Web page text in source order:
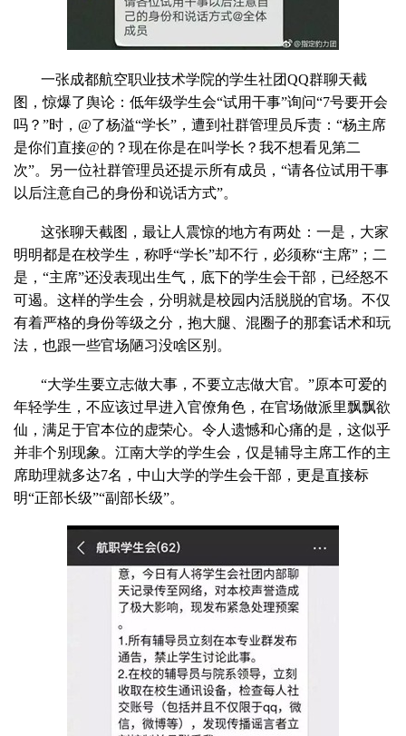
一张成都航空职业技术学院的学生社团QQ群聊天截
图，惊爆了舆论：低年级学生会“试用干事”询问“7号要开会
吗？”时，@了杨溢“学长”，遭到社群管理员斥责：“杨主席
是你们直接@的？现在你是在叫学长？我不想看见第二
次”。另一位社群管理员还提示所有成员，“请各位试用干事
以后注意自己的身份和说话方式”。
这张聊天截图，最让人震惊的地方有两处：一是，大家
明明都是在校学生，称呼“学长”却不行，必须称“主席”；二
是，“主席”还没表现出生气，底下的学生会干部，已经怒不
可遏。这样的学生会，分明就是校园内活脱脱的官场。不仅
有着严格的身份等级之分，抱大腿、混圈子的那套话术和玩
法，也跟一些官场陋习没啥区别。
“大学生要立志做大事，不要立志做大官。”原本可爱的
年轻学生，不应该过早进入官僚角色，在官场做派里飘飘欲
仙，满足于官本位的虚荣心。令人遗憾和心痛的是，这似乎
并非个别现象。江南大学的学生会，仅是辅导主席工作的主
席助理就多达7名，中山大学的学生会干部，更是直接标
明“正部长级”“副部长级”。